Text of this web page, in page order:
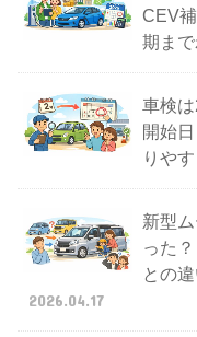
CEV
期ま
車検
開始
りや
新型
った
との
2026.04.17